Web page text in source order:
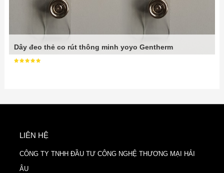
Dây đeo thẻ co rút thông minh yoyo Gentherm
LIÊN HỆ
CÔNG TY TNHH ĐẦU TƯ CÔNG NGHỆ THƯƠNG MẠI HẢI
ÂU